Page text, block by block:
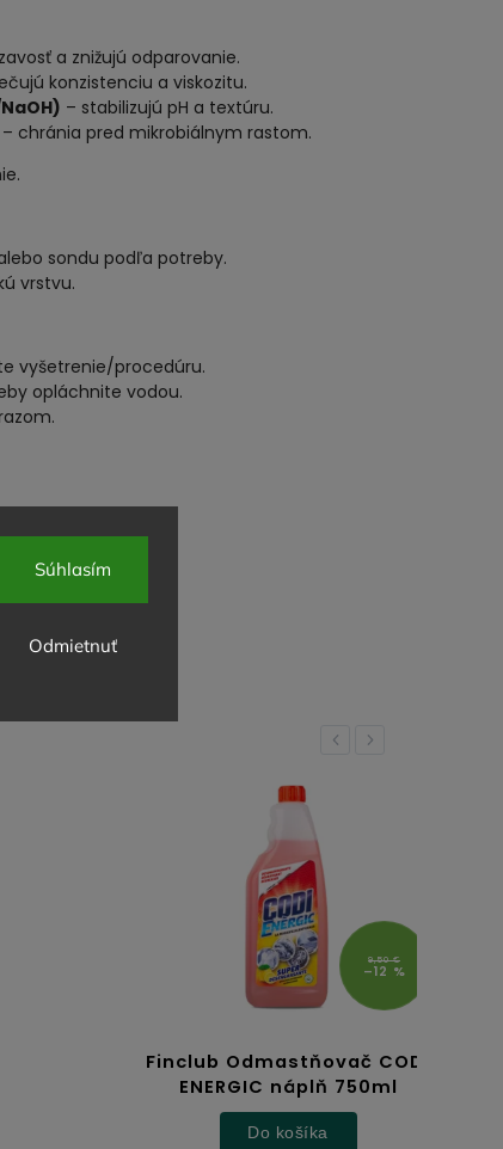
Odmietnuť
Súhlasím
a znižujú odparovanie.
konzistenciu a viskozitu.
– stabilizujú pH a textúru.
– chránia pred mikrobiálnym rastom.
sondu podľa potreby.
vrstvu.
vyšetrenie/procedúru.
opláchnite vodou.
pokožku.
Previous
9,50 €
–12 %
Finclub Odmastňovač CODI
ENERGIC náplň 750ml
Do košíka
Next